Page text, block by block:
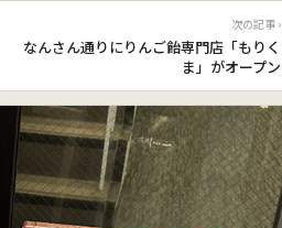
次の記事 ›
なんさん通りにりんご飴専門店「もりく
ま」がオープン